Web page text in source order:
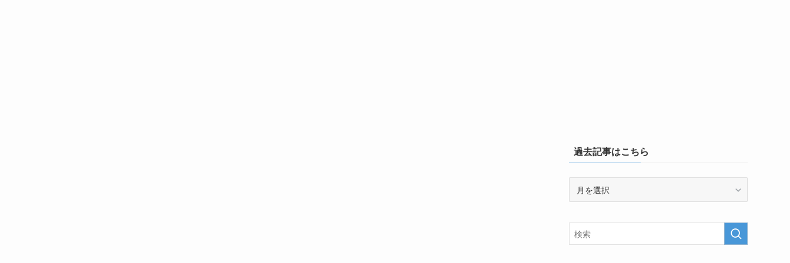
過去記事はこちら
事
は
こ